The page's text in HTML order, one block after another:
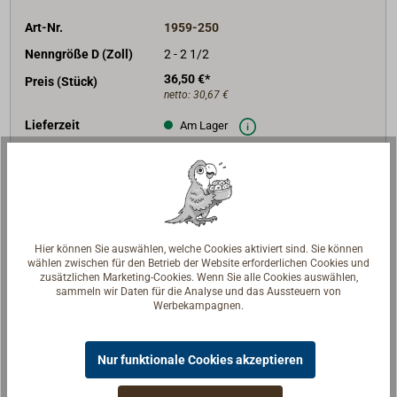
Art-Nr.
1959-250
Nenngröße D (Zoll)
2 - 2 1/2
Preis (Stück)
36,50 €*
netto: 30,67 €
Lieferzeit Am Lager
Beschreibung
Sauber gearbeitetes Reduzierstück aus Edelstahl A4.
Werkstoff 1.4401 = AISI 316.
Hier können Sie auswählen, welche Cookies aktiviert sind. Sie können
wählen zwischen für den Betrieb der Website erforderlichen Cookies und
zusätzlichen Marketing-Cookies. Wenn Sie alle Cookies auswählen,
sammeln wir Daten für die Analyse und das Aussteuern von
Werbekampagnen.
Nur funktionale Cookies akzeptieren